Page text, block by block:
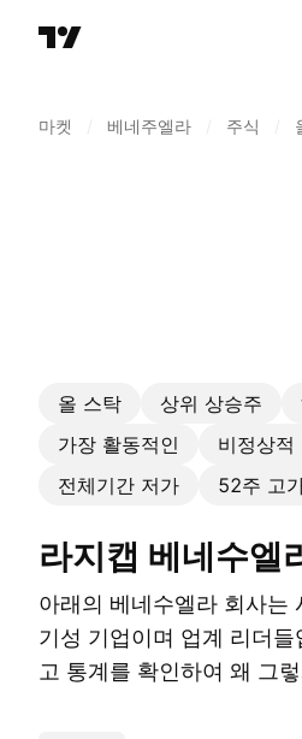
마켓 베네주엘라 주식
올 스탁 상위 상승주
가장 활동적인
비정상적
전체기간 저가
52주 고
라지캡 베네수
아래의 베네수엘라 회사는
기성 기업이며 업계 리더
고 통계를 확인하여 왜 그